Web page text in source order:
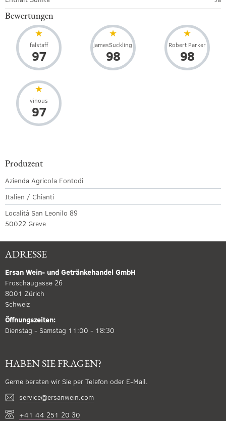
Bewertungen
falstaff
97
jamesSuckling
98
Robert Parker
98
vinous
97
Produzent
Azienda Agricola Fontodi
Italien / Chianti
Località San Leonilo 89
50022 Greve
ADRESSE
Ersan Wein- und Getränkehandel GmbH
Froschaugasse 26
8001 Zürich
Schweiz
Öffnungszeiten:
Dienstag - Samstag 11:00 - 18:30
HABEN SIE FRAGEN?
Gerne beraten wir Sie per Telefon oder E-Mail.
service@ersanwein.com
+41 44 251 20 30